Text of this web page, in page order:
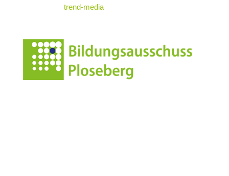
trend-media